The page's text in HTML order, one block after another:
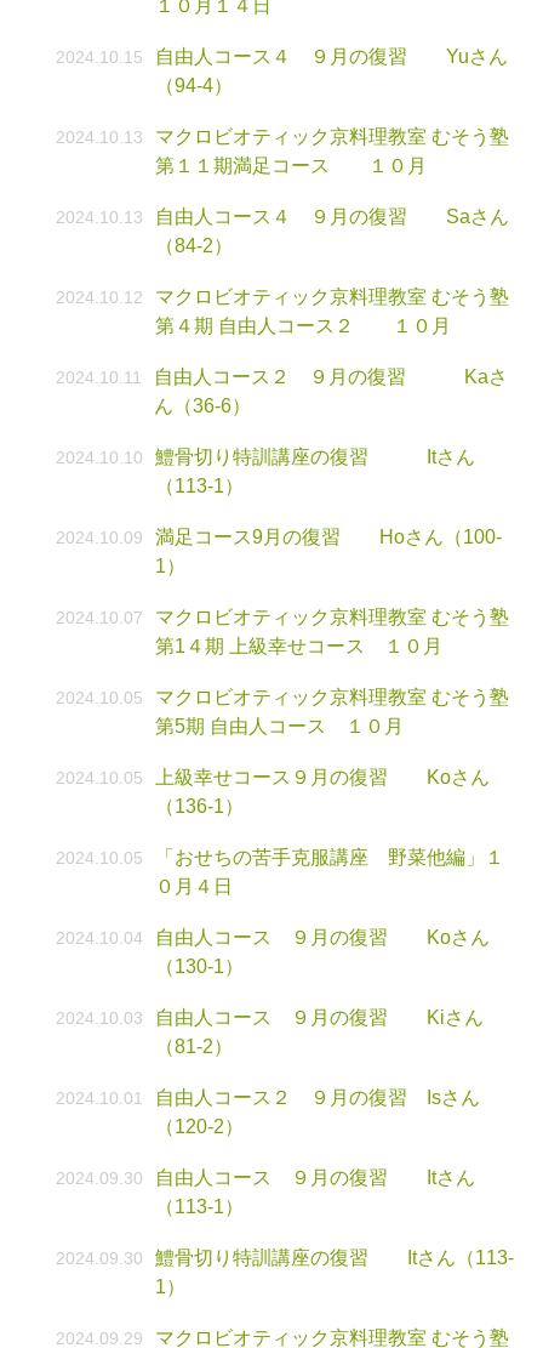
１０月１４日
2024.10.15
自由人コース４ ９月の復習 Yuさん
（94-4）
2024.10.13
マクロビオティック京料理教室 むそう塾
第１１期満足コース １０月
2024.10.13
自由人コース４ ９月の復習 Saさん
（84-2）
2024.10.12
マクロビオティック京料理教室 むそう塾
第４期 自由人コース２ １０月
2024.10.11
自由人コース２ ９月の復習 Kaさ
ん（36-6）
2024.10.10
鱧骨切り特訓講座の復習 Itさん
（113-1）
2024.10.09
満足コース9月の復習 Hoさん（100-
1）
2024.10.07
マクロビオティック京料理教室 むそう塾
第1４期 上級幸せコース １０月
2024.10.05
マクロビオティック京料理教室 むそう塾
第5期 自由人コース １０月
2024.10.05
上級幸せコース９月の復習 Koさん
（136-1）
2024.10.05
「おせちの苦手克服講座 野菜他編」１
０月４日
2024.10.04
自由人コース ９月の復習 Koさん
（130-1）
2024.10.03
自由人コース ９月の復習 Kiさん
（81-2）
2024.10.01
自由人コース２ ９月の復習 Isさん
（120-2）
2024.09.30
自由人コース ９月の復習 Itさん
（113-1）
2024.09.30
鱧骨切り特訓講座の復習 Itさん（113-
1）
2024.09.29 マクロビオティック京料理教室 むそう塾